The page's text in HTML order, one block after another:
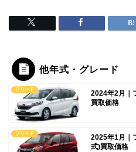
他年式・グレード
フリード
2024年2月｜
買取価格
フリード
2025年1月｜
式)買取価格